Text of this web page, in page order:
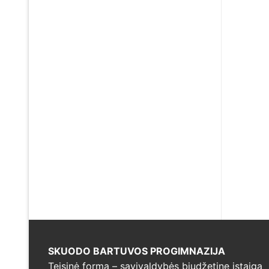
SKUODO BARTUVOS PROGIMNAZIJA
Teisinė forma – savivaldybės biudžetine įstaiga